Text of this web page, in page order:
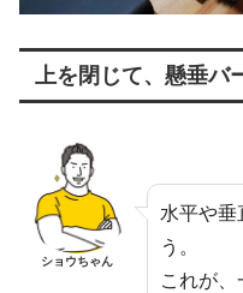
上を閉じて、懸垂バ
ショウちゃん
水平や垂
う。
これが、